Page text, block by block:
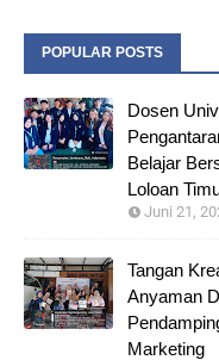
POPULAR POSTS
Dosen
Belajar
Loloan
Juni 21,
Tangan
Anyaman
Marketing